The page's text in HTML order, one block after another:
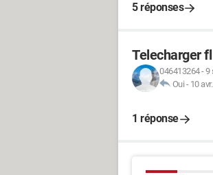
5 réponses
Telecharger
046413264-9
Oui - 10
1 réponse